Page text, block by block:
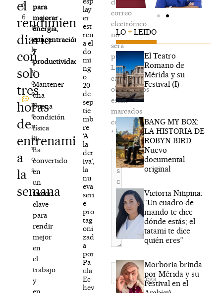
el
rendimiento
diario
con
solo
tres
horas
de
entrenamiento
a
la
semana
2
6
N
o
h
a
y
c
o
m
e
n
ta
ri
o
s
para
mejorar
energía,
concentración
y
productividad
Mantener
una
buena
condición
física
se
ha
convertido
en
un
factor
clave
para
rendir
mejor
en
el
trabajo
y
lay
er
est
ren
a el
do
mi
ng
o
20
de
sep
tie
mb
re
‘A
la
der
iva’,
la
nu
eva
seri
e
pro
tag
oni
zad
a
por
Pa
ula
Ec
hev
de
correo
electrónico
no
será
publicada.
Los
campos
obligatorios
están
marcados
con
*
Escribe
aquí...
Nombre*
Agréga
mi
LO + LEIDO
El Teatro
Romano de
Mérida y su
Festival (I)
BANG MY BOX:
LA HISTORIA DE
ROBYN BIRD.
Nuevo
documental
original
Victoria Nitipina:
“Un cuadro de
mando te dice
dónde estás; el
tatami te dice
quién eres”
Morboria brinda
por Mérida y su
Festival en el